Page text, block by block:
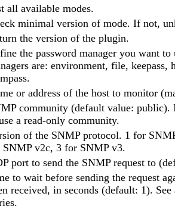
all available modes.
minimal version of mode. If not,
the version of the plugin.
the password manager you want to
are: environment, file, keepass,
or address of the host to monitor
community (default value: public).
a read-only community.
of the SNMP protocol. 1 for
v2c, 3 for SNMP v3.
port to send the SNMP request to
to wait before sending the request
received, in seconds (default: 1).